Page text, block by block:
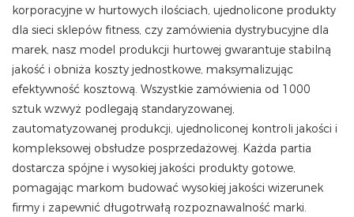
korporacyjne w hurtowych ilościach, ujednolicone produkty
dla sieci sklepów fitness, czy zamówienia dystrybucyjne dla
marek, nasz model produkcji hurtowej gwarantuje stabilną
jakość i obniża koszty jednostkowe, maksymalizując
efektywność kosztową. Wszystkie zamówienia od 1000
sztuk wzwyż podlegają standaryzowanej,
zautomatyzowanej produkcji, ujednoliconej kontroli jakości i
kompleksowej obsłudze posprzedażowej. Każda partia
dostarcza spójne i wysokiej jakości produkty gotowe,
pomagając markom budować wysokiej jakości wizerunek
firmy i zapewnić długotrwałą rozpoznawalność marki.